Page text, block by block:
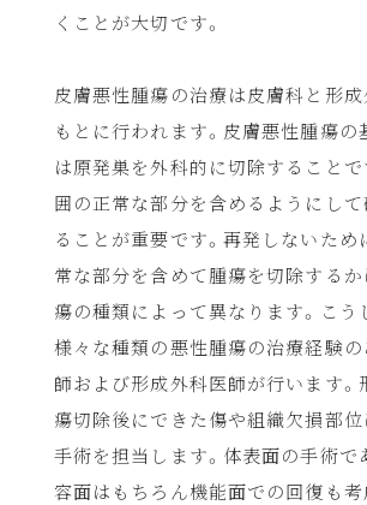
くことが大切です。
皮膚悪性腫瘍の治療は皮膚科と形
もとに行われます。皮膚悪性腫瘍の
は原発巣を外科的に切除することで
囲の正常な部分を含めるようにし
ることが重要です。再発しないため
常な部分を含めて腫瘍を切除する
瘍の種類によって異なります。こう
様々な種類の悪性腫瘍の治療経験
師および形成外科医師が行います。
瘍切除後にできた傷や組織欠損部
手術を担当します。体表面の手術で
容面はもちろん機能面での回復も